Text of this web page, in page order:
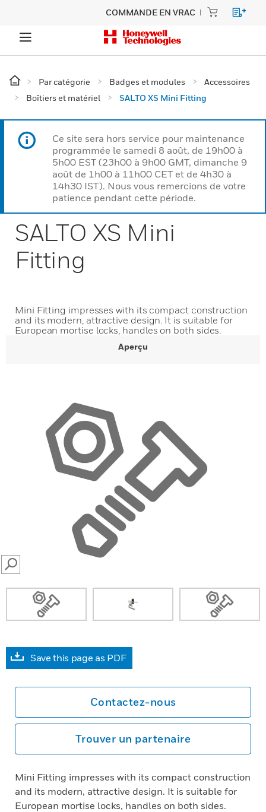
COMMANDE EN VRAC
Par catégorie Badges et modules
Accessoires
Boîtiers et matériel
SALTO XS Mini Fitting
Ce site sera hors service pour maintenance
programmée le samedi 8 août, de 19h00 à
5h00 EST (23h00 à 9h00 GMT, dimanche 9
août de 1h00 à 11h00 CET et de 4h30 à
14h30 IST). Nous vous remercions de votre
patience pendant cette période.
SALTO XS Mini
Fitting
Mini Fitting impresses with its compact construction
and its modern, attractive design. It is suitable for
European mortise locks, handles on both sides.
Aperçu
SEARCH
Save this page as PDF
Contactez-nous
Trouver un partenaire
Mini Fitting impresses with its compact construction
and its modern, attractive design. It is suitable for
European mortise locks, handles on both sides.